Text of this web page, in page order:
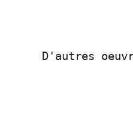
D'autres